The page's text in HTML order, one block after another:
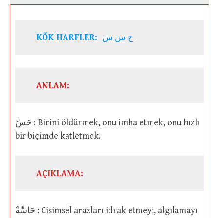
KÖK HARFLER: ح س س
ANLAM:
حَسَّ : Birini öldürmek, onu imha etmek, onu hızlı
bir biçimde katletmek.
AÇIKLAMA:
حَاسَّةٌ : Cisimsel arazları idrak etmeyi, algılamayı